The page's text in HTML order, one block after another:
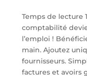
Temps de lecture
comptabilité
l’emploi !
main. Ajoutez
fournisseurs.
factures et avoirs